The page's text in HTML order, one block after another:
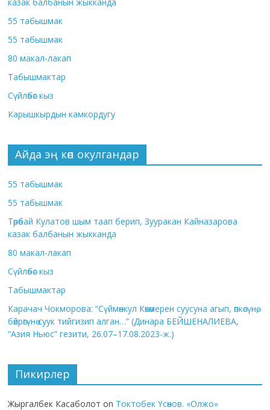
55 табышмак
55 табышмак
80 макал-лакап
Табышмактар
Сүйлөбөс кыз
Карышкырдын камкордугу
Айда эң көп окулгандар
55 табышмак
55 табышмак
Төрөбай Кулатов шым таап берип, Зууракан Кайназарова
казак балбанын жыкканда
80 макал-лакап
Сүйлөбөс кыз
Табышмактар
Карачач Чокморова: “Сүймөнкул Көкөмерен суусуна агып, өпкөсүнө,
бөйрөгүнө суук тийгизип алган…” (Динара БЕЙШЕНАЛИЕВА,
“Азия Ньюс” гезити, 26.07–17.08.2023-ж.)
Пикирлер
Жыргалбек Касаболот on Токтобек Үсөнов. «Олжо»